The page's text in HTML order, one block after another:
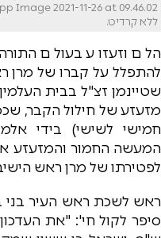
ללא קרדיט.
הלם וזעזוע בעולם
להתפלל על קברו של מרן
שטיינמן זצ"ל בבית
מזעזע של חילול הקבר,
חמישי לשישי) בידי
המעשה החמור והמזעזע
לפטירתו של מרן ראש
ראש לשכת ראש העיר בני
סיפר לקול חי': "את